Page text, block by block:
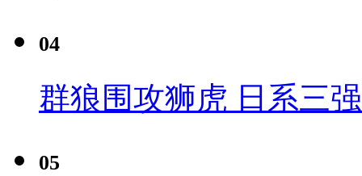
04
群狼围攻狮虎 日系三
05